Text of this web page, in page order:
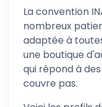
La convention
nombreux
adaptée à
une boutique
qui répond à
couvre pas.